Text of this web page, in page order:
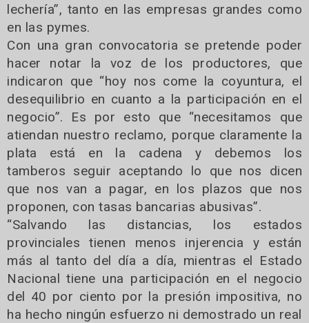
lechería”, tanto en las empresas grandes como
en las pymes.
Con una gran convocatoria se pretende poder
hacer notar la voz de los productores, que
indicaron que “hoy nos come la coyuntura, el
desequilibrio en cuanto a la participación en el
negocio”. Es por esto que “necesitamos que
atiendan nuestro reclamo, porque claramente la
plata está en la cadena y debemos los
tamberos seguir aceptando lo que nos dicen
que nos van a pagar, en los plazos que nos
proponen, con tasas bancarias abusivas”.
“Salvando las distancias, los estados
provinciales tienen menos injerencia y están
más al tanto del día a día, mientras el Estado
Nacional tiene una participación en el negocio
del 40 por ciento por la presión impositiva, no
ha hecho ningún esfuerzo ni demostrado un real